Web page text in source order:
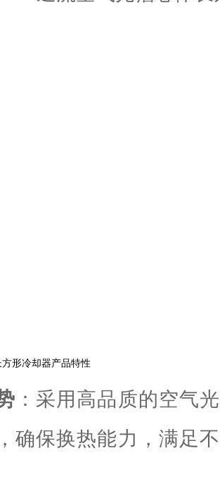
形冷却器产品特性
：采用高品质的空气
确保换热能力，满足